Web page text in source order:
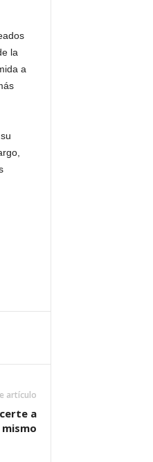
la
a
artículo
a